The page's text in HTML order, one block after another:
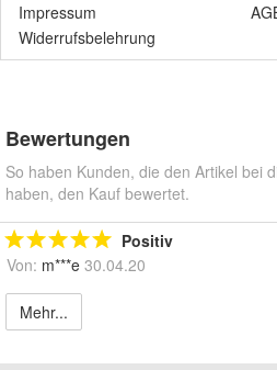
Impressum
Widerrufsbelehrung
Bewertungen
So haben Kunden, die den Artikel bei
haben, den Kauf bewertet.
Positiv
Von: m***e 30.04.20
Mehr...